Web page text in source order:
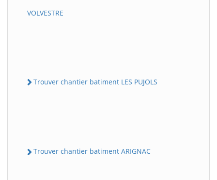
VOLVESTRE
Trouver chantier batiment LES PUJOLS
Trouver chantier batiment ARIGNAC